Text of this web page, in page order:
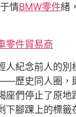
情BMW零件緒
零件貿易商
人紀念前人的別
歷史同人圈，
座們停止了原地
下腳踝上的標籤